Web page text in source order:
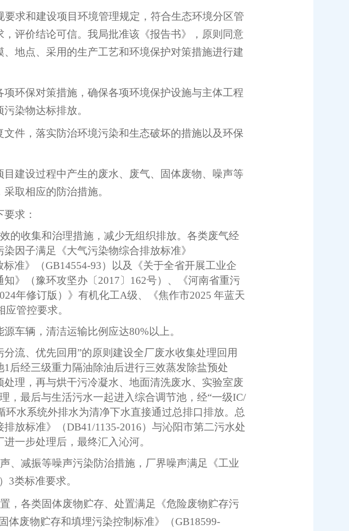
求和建设项目环境管理规定， 符合生态环境分区管
评价结论可信。我局批准该《报告书》，原则同意
地点、采用的生产工艺和环境保护对策措施进行建
环保对策措施，确保各项环境保护设施与主体工程
染物达标排放。
文件，落实防治环境污染和生态破坏的措施以及环保
目建设过程中产生的废水、废气、固体废物、噪声等
取相应的防治措施。
求：
的收集和治理措施，减少无组织排放。各类废气经
染因子满足
《大气污染物综合排放标准》
标准》（GB14554-93）
以及《关于全省开展工业企
》（豫环攻坚办〔2017〕162号）、
《河南省重污
年修订版）》 有机化工A级、 《焦作市2025 年蓝天
应管控要求。
车辆，清洁运输比例应达80%以上。
流、优先回用”的原则建设全厂废水收集处理回用
1后经三级重力隔油除油后进行三效蒸发除盐预处
理，再与烘干污冷凝水、地面清洗废水、实验室废
， 最后与生活污水一起进入综合调节池，经“一级IC/
环水系统外排水为清净下水直接通过总排口排放。 总
排放标准》（DB41/1135-2016） 与沁阳市第二污水处
进一步处理后 ，最终汇入沁河。
、减振等噪声污染防治措施，厂界噪声满足《工业
3类标准要求。
，各类固体废物贮存、处置满足《危险废物贮存污
体废物贮存和填埋污染控制标准》（GB18599-